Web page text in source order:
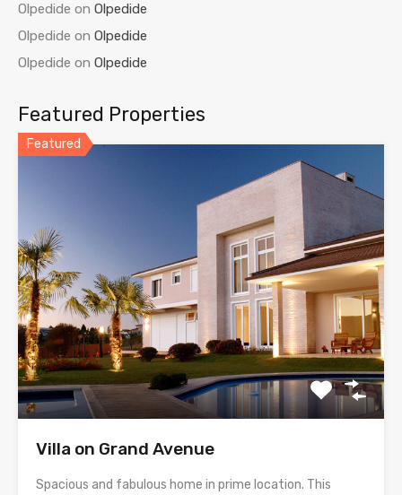
Olpedide on Olpedide
Olpedide on Olpedide
Olpedide on Olpedide
Featured Properties
Featured
Villa on Grand Avenue
Spacious and fabulous home in prime location. This